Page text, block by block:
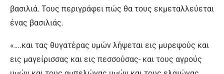
βασιλιά. Τους περιγράφει πώς θα τους εκμεταλλεύεται
ένας βασιλιάς.
«….και τας θυγατέρας υμών λήψεται εις μυρεψούς και
εις μαγείρισσας και εις πεσσούσας- και τους αγρούς